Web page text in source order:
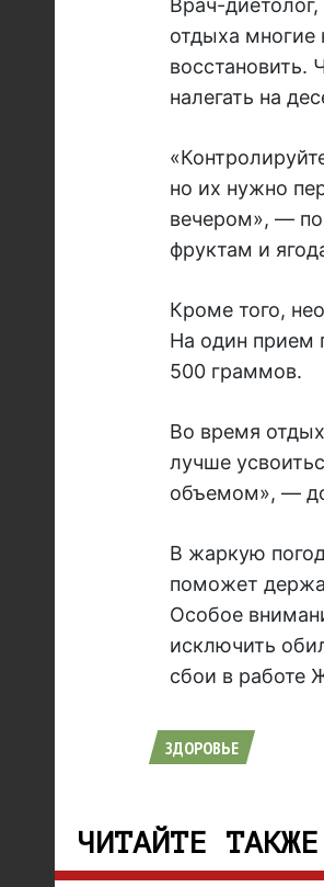
Врач-
отдыха многие
восстановить.
налегать на
но их нужно
вечером», —
фруктам и
Кроме того,
На один прием
500 граммов.
Во время
лучше
объемом», —
В жаркую
поможет
Особое
исключить
сбои в работе
ЗДОРОВЬЕ
ЧИТАЙТЕ ТАКЖЕ